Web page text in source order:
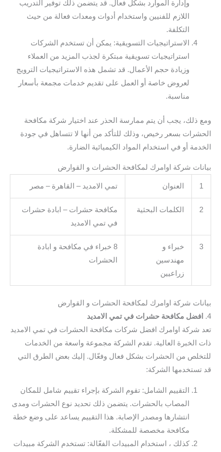
وإدارة الموارد بشكل فعال. قد يتضمن ذلك توفير التدريب
اللازم للفنيين واستخدام أدوات ومعدات فعالة من حيث
التكلفة.
الاستراتيجيات التسويقية: يمكن أن تستخدم الشركات
استراتيجيات تسويقية مبتكرة لجذب المزيد من العملاء
وزيادة حجم الأعمال. قد تشمل هذه الاستراتيجيات الترويج
لعروض خاصة أو العمل على تقديم خدمات مجمعة بأسعار
مناسبة.
ومع ذلك، يجب أن يتم ممارسة الحذر عند اختيار شركة مكافحة
الحشرات بسعر رخيص، وذلك للتأكد من أنها لا تتساهل في جودة
الخدمة أو في استخدام المواد الكيميائية الضارة.
بيانات شركة اوامرك لمكافحة الحشرات و القوارض
1 العنوان تمي الامديد – القاهرة – مصر
2 الكلمات البحثية
مكافحة حشرات – ابادة حشرات
في تمي الامديد
3
خبراء و
مهندسين
زراعيين
8 خبراء في مكافحة و ابادة
الحشرات
بيانات شركة اوامرك لمكافحة الحشرات و القوارض
4.
افضل مكافحة حشرات في تمي الامديد
تعد شركة اوامرك افضل شركات مكافحة الحشرات في تمي الامديد
ذات الخبرة العالية. تقدم الشركة مجموعة واسعة من الخدمات
للتخلص من الحشرات بشكل فعال وفعّال. إليك بعض الطرق التي
قد تستخدمها الشركة:
التقييم الشامل: تقوم الشركة بإجراء تقييم شامل للمكان
المصاب بالحشرات. يتضمن ذلك تحديد نوع الحشرات ومدى
انتشارها ومصدر الإصابة. هذا التقييم يساعد على وضع خطة
مكافحة مخصصة للمشكلة.
كذلك ، استخدام المبيدات الفعّالة: تستخدم الشركة مبيدات